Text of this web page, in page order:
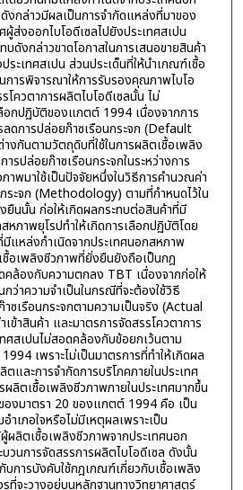
งกล่าวมีผลเป็นการจำกัดแหล่งที่มาของ
ผู้ส่งออกไบโอดีเซลไปยังประเทศสเปน
บดังกล่าวขาดโอกาสในการเสนอขายสินค้า
ระเทศสเปน ส่วนประเด็นที่ให้นำเกณฑ์เชื้อ
การพิจารณาให้การรับรองคุณภาพไบโอ
โควตาการผลิตไบโอดีเซลนั้น ไม่
กปฏิบัติของแกตต์ 1994 เนื่องจากการ
ลดการปล่อยก๊าซเรือนกระจก (Default
งกันตามวัตถุดิบที่ใช้ในการผลิตเชื้อเพลิง
รปล่อยก๊าซเรือนกระจกในระหว่างการ
าพมาใช้เป็นปัจจัยหนึ่งในวิธีการคำนวณค่า
ระจก (Methodology) ตามที่กำหนดไว้ใน
นนั้น ก่อให้เกิดผลกระทบต่อสินค้าที่มี
หภาพยุโรปทำให้เกิดการเลือกปฏิบัติโดย
แหล่งกำเนิดจากประเทศนอกสหภาพ
อเพลิงชีวภาพที่ยั่งยืนยังถือเป็นกฎ
คล้องกับความตกลง TBT เนื่องจากก่อให้
ว่าความจำเป็นในกรณีที่จะต้องใช้วิธี
ซเรือนกระจกตามความเป็นจริง (Actual
ข้าสินค้า และมาตรการจัดสรรโควตาการ
ศสเปนไม่สอดคล้องกับข้อยกเว้นตาม
เพราะไม่เป็นมาตรการที่ทำให้เกิดผล
และการจำกัดการบริโภคภายในประเทศ
ลิตเชื้อเพลิงชีวภาพภายในประเทศมากขึ้น
องมาตรา 20 ของแกตต์ 1994 คือ เป็น
เภอใจหรือไม่มีเหตุผลเพราะเป็น
ผลิตเชื้อเพลิงชีวภาพจากประเทศนอก
วนการจัดสรรการผลิตไบโอดีเซล ดังนั้น
บการบังคับใช้กฎเกณฑ์เกี่ยวกับเชื้อเพลิง
ที่จะวางอยู่บนหลักฐานทางวิทยาศาสตร์